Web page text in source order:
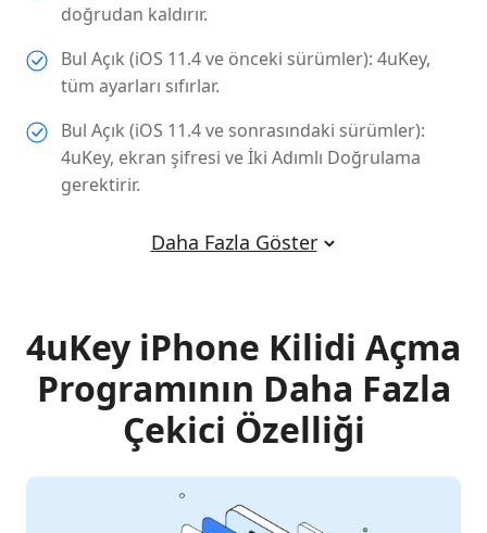
doğrudan kaldırır.
Bul Açık (iOS 11.4 ve önceki sürümler): 4uKey,
tüm ayarları sıfırlar.
Bul Açık (iOS 11.4 ve sonrasındaki sürümler):
4uKey, ekran şifresi ve İki Adımlı Doğrulama
gerektirir.
Daha Fazla Göster
4uKey iPhone Kilidi Açma
Programının Daha Fazla
Çekici Özelliği